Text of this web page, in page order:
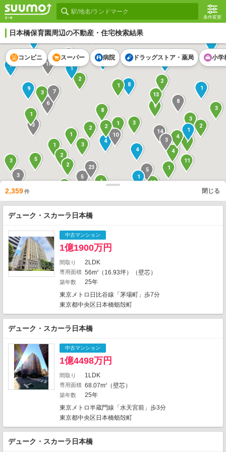
条件変更
日本橋保育園周辺の不動産・住宅検索結果
14
15
18
7
2
11
1
1
6
4
1
14
9
3
8
6
2
17
8
4
4
3 10
1
7
13
3
8
3
3
3
2
5
23
4
2
5
1
1
9
2
3
1
13
3
2
10
1
4
2
2
8
1
3
12
1
5
2
4
1
12
1
3
3
1
1
5
10
6
10
3
2
1
2
1
1
7
2
3
7
1
1
2359件中、中心地から近い999件までを
表示しています。
コンビニ スーパー 病院 ドラッグストア・薬局 小学
2,359件 閉じる
デューク・スカーラ日本橋
中古マンション
1億1900万円
間取り 2LDK
専用面積 56m2 （16.93坪）（壁芯）
築年数
25年
東京メトロ日比谷線「茅場町」歩7分
東京都中央区日本橋蛎殻町
デューク・スカーラ日本橋
中古マンション
1億4498万円
間取り 1LDK
専用面積 68.07m2 （壁芯）
築年数
25年
東京メトロ半蔵門線「水天宮前」歩3分
東京都中央区日本橋蛎殻町
デューク・スカーラ日本橋